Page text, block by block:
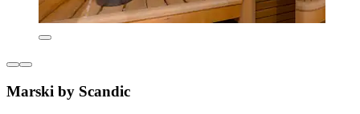
Marski by Scandic